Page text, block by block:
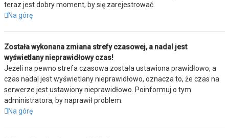
teraz jest dobry moment, by się zarejestrować.
Na górę
Została wykonana zmiana strefy czasowej, a nadal jest
wyświetlany nieprawidłowy czas!
Jeżeli na pewno strefa czasowa została ustawiona prawidłowo, a
czas nadal jest wyświetlany nieprawidłowo, oznacza to, że czas na
serwerze jest ustawiony nieprawidłowo. Poinformuj o tym
administratora, by naprawił problem.
Na górę